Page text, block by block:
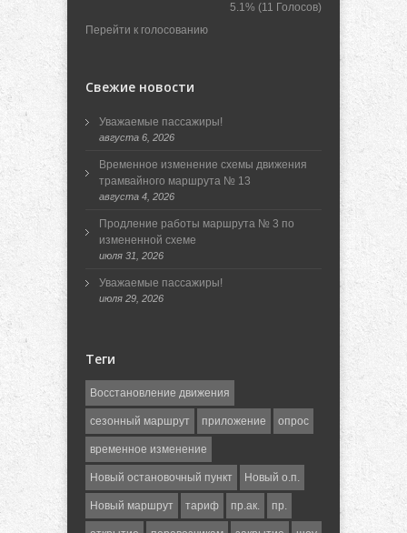
5.1% (11 Голосов)
Перейти к голосованию
Свежие новости
Уважаемые пассажиры!
августа 6, 2026
Временное изменение схемы движения
трамвайного маршрута № 13
августа 4, 2026
Продление работы маршрута № 3 по
измененной схеме
июля 31, 2026
Уважаемые пассажиры!
июля 29, 2026
Теги
Восстановление движения
сезонный маршрут приложение опрос
временное изменение
Новый остановочный пункт Новый о.п.
Новый маршрут тариф пр.ак. пр.